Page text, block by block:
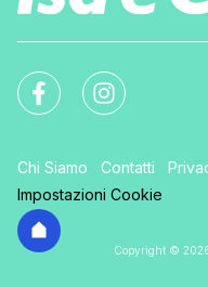
Chi Siamo Contatti
Impostazioni Cookie
Copyright ©